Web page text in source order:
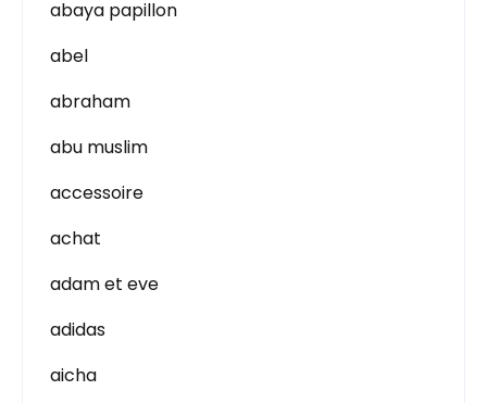
abaya papillon
abel
abraham
abu muslim
accessoire
achat
adam et eve
adidas
aicha